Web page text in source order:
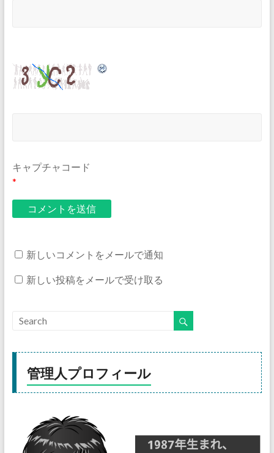
キャプチャコード
*
新しいコメントをメールで通知
新しい投稿をメールで受け取る
管理人プロフィール